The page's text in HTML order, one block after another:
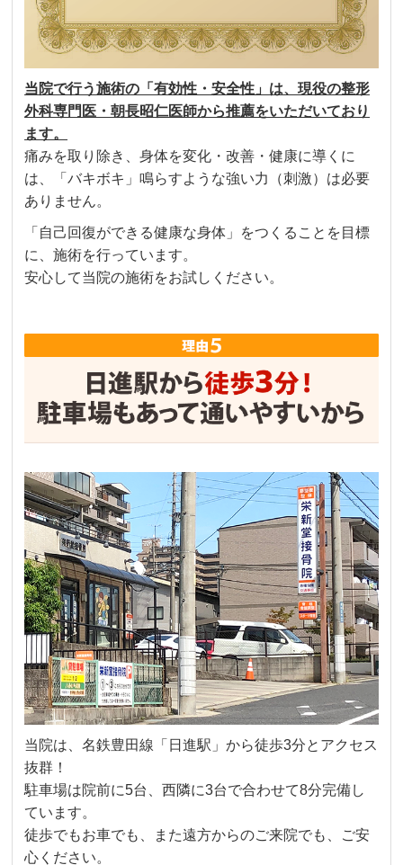
当院で行う施術の「有効性・安全性」は、現役の整形
外科専門医・朝長昭仁医師から推薦をいただいており
ます。
痛みを取り除き、身体を変化・改善・健康に導くに
は、「バキボキ」鳴らすような強い力（刺激）は必要
ありません。
「自己回復ができる健康な身体」をつくることを目標
に、施術を行っています。
安心して当院の施術をお試しください。
当院は、名鉄豊田線「日進駅」から徒歩3分とアクセス
抜群！
駐車場は院前に5台、西隣に3台で合わせて8分完備し
ています。
徒歩でもお車でも、また遠方からのご来院でも、ご安
心ください。